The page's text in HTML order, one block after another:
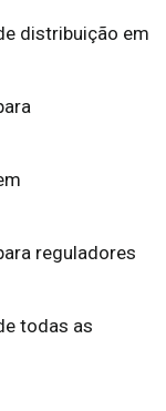
distribuição em
reguladores
todas as